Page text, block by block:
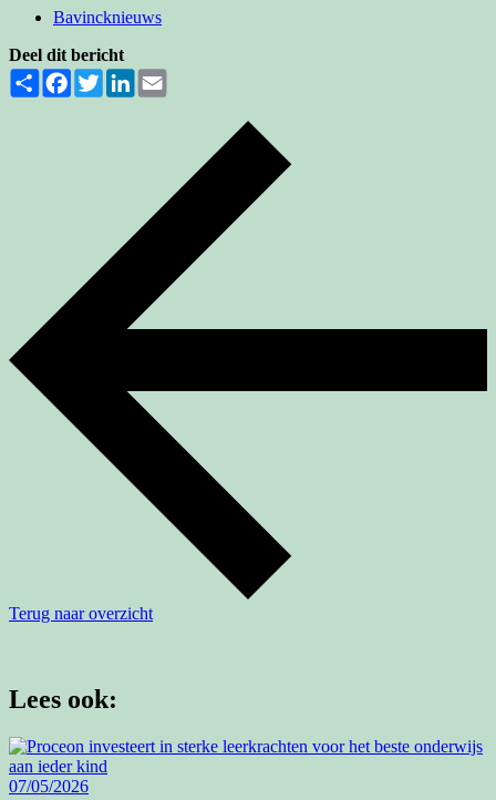
Bavincknieuws
Deel dit bericht
Share FacebookTwitterLinkedInEmail
Terug naar overzicht
Lees ook:
07/05/2026